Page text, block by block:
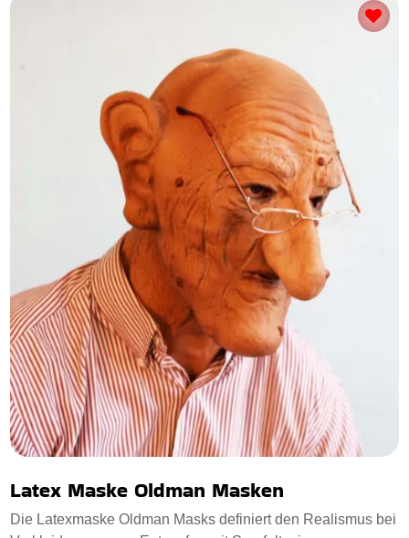
Latex Maske Oldman Masken
Die Latexmaske Oldman Masks definiert den Realismus bei